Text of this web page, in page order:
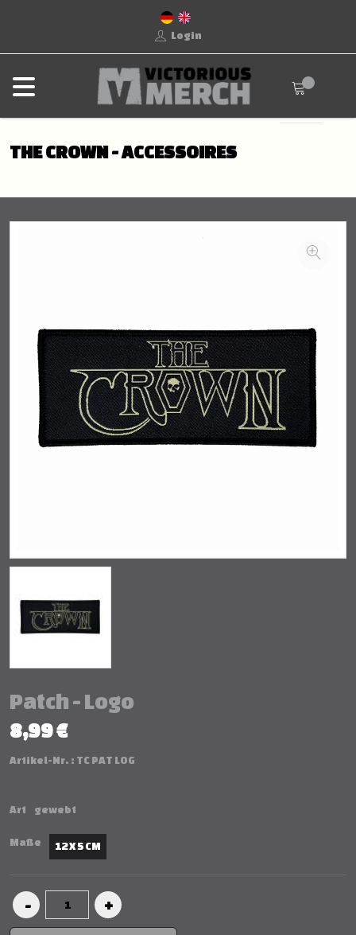
Login
THE CROWN - ACCESSOIRES
Patch - Logo
8,99 €
Artikel-Nr. : TC PAT LOG
Art gewebt
Maße 12 X 5 CM